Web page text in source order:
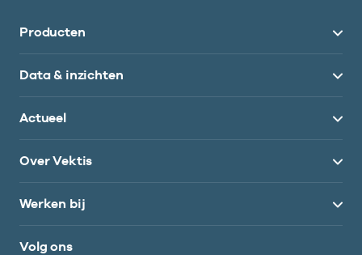
Producten
Data & inzichten
Actueel
Over Vektis
Werken bij
Volg ons